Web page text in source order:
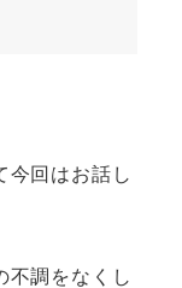
今回はお話し
不調をなくし